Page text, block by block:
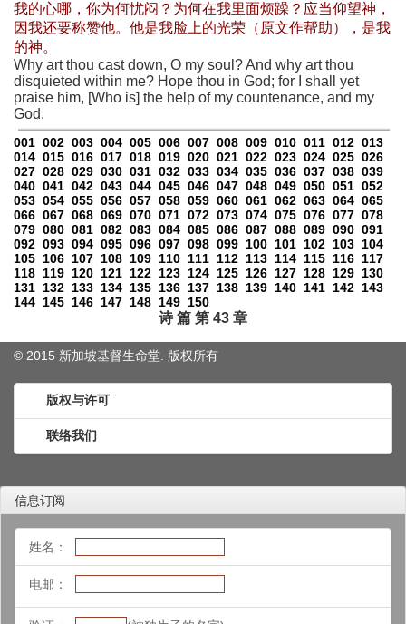
我的心哪，你为何忧闷？为何在我里面烦躁？应当仰望神，
因我还要称赞他。他是我脸上的光荣（原文作帮助），是我
的神。
Why art thou cast down, O my soul? And why art thou
disquieted within me? Hope thou in God; for I shall yet
praise him, [Who is] the help of my countenance, and my
God.
001 002 003 004 005 006 007 008 009 010 011 012 013
014 015 016 017 018 019 020 021 022 023 024 025 026
027 028 029 030 031 032 033 034 035 036 037 038 039
040 041 042 043 044 045 046 047 048 049 050 051 052
053 054 055 056 057 058 059 060 061 062 063 064 065
066 067 068 069 070 071 072 073 074 075 076 077 078
079 080 081 082 083 084 085 086 087 088 089 090 091
092 093 094 095 096 097 098 099 100 101 102 103 104
105 106 107 108 109 110 111 112 113 114 115 116 117
118 119 120 121 122 123 124 125 126 127 128 129 130
131 132 133 134 135 136 137 138 139 140 141 142 143
144 145 146 147 148 149 150
诗 篇 第 43 章
© 2015 新加坡基督生命堂. 版权所有
版权与许可
联络我们
信息订阅
姓名：
电邮：